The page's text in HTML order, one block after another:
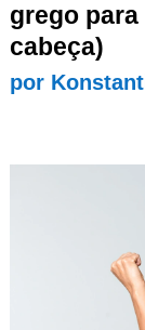
grego
cabeça)
por